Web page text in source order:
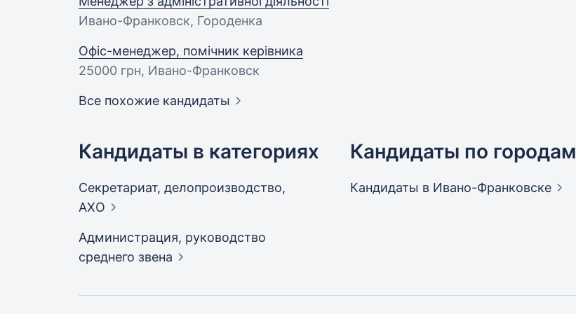
Ивано-Франковск, Городенка
Офіс-менеджер, помічник керівника
25000 грн, Ивано-Франковск
Все похожие кандидаты
Кандидаты в категориях
Секретариат, делопроизводство,
АХО
Администрация, руководство
среднего звена
Кандидаты по городам
Кандидаты в Ивано-Франковске